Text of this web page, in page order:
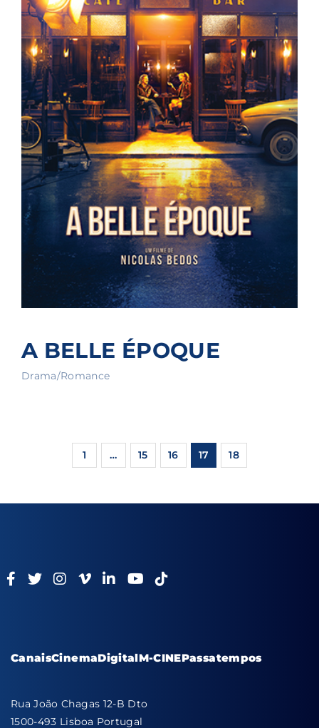
A BELLE ÉPOQUE
Drama/Romance
1 … 15 16 17 18
CanaisCinemaDigitalM-CINEPassatempos
Rua João Chagas 12-B Dto
1500-493 Lisboa Portugal